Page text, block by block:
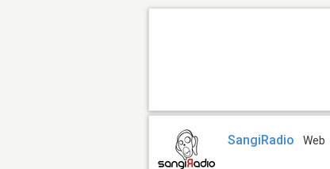
SangiRadio Web